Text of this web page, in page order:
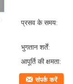
प्रसव के समय:
भुगतान शर्तें:
आपूर्ति की क्षमता:
संपर्क करें